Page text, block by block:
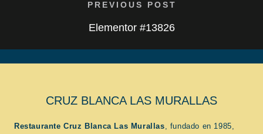
PREVIOUS POST
Elementor #13826
CRUZ BLANCA LAS MURALLAS
Restaurante Cruz Blanca Las Murallas, fundado en 1985,